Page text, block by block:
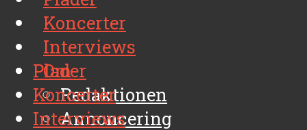
Koncerter
Interviews
Om
Redaktionen
Annoncering
Plader
Koncerter
Interviews